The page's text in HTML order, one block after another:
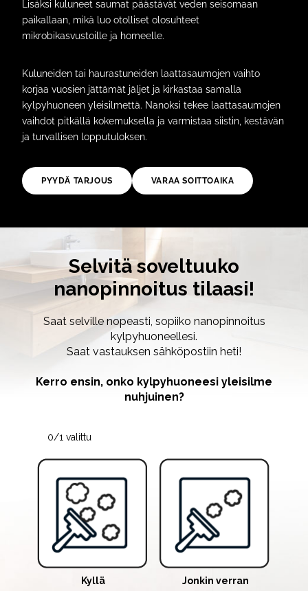
Lisäksi kuluneet saumat päästävät veden seisomaan
paikallaan, mikä luo otolliset olosuhteet
mikrobikasvustoille ja homeelle.
Kuluneiden tai haurastuneiden laattasaumojen vaihto
korjaa vuosien jättämät jäljet ja kirkastaa samalla
kylpyhuoneen yleisilmettä. Nanoksi tekee laattasaumojen
vaihdot pitkällä kokemuksella ja varmistaa siistin, kestävän
ja turvallisen lopputuloksen.
PYYDÄ TARJOUS VARAA SOITTOAIKA